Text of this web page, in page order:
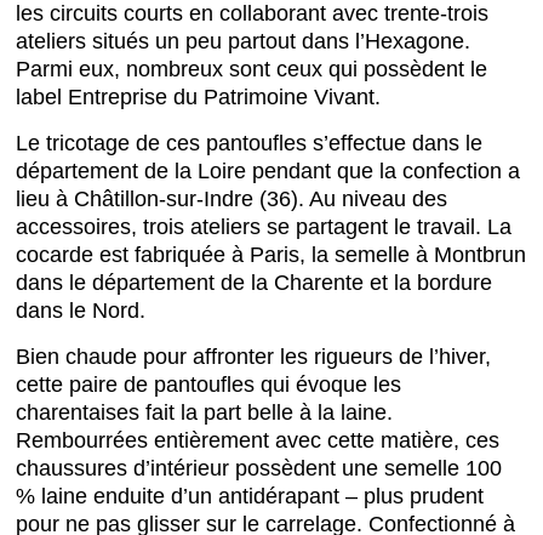
les circuits courts en collaborant avec trente-trois
ateliers situés un peu partout dans l’Hexagone.
Parmi eux, nombreux sont ceux qui possèdent le
label Entreprise du Patrimoine Vivant.
Le tricotage de ces pantoufles s’effectue dans le
département de la Loire pendant que la confection a
lieu à Châtillon-sur-Indre (36). Au niveau des
accessoires, trois ateliers se partagent le travail. La
cocarde est fabriquée à Paris, la semelle à Montbrun
dans le département de la Charente et la bordure
dans le Nord.
Bien chaude pour affronter les rigueurs de l’hiver,
cette paire de pantoufles qui évoque les
charentaises fait la part belle à la laine.
Rembourrées entièrement avec cette matière, ces
chaussures d’intérieur possèdent une semelle 100
% laine enduite d’un antidérapant – plus prudent
pour ne pas glisser sur le carrelage. Confectionné à